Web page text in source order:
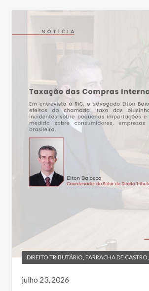
DIREITO TRIBUTÁRIO, FARRACHA DE CASTRO,
julho 23, 2026